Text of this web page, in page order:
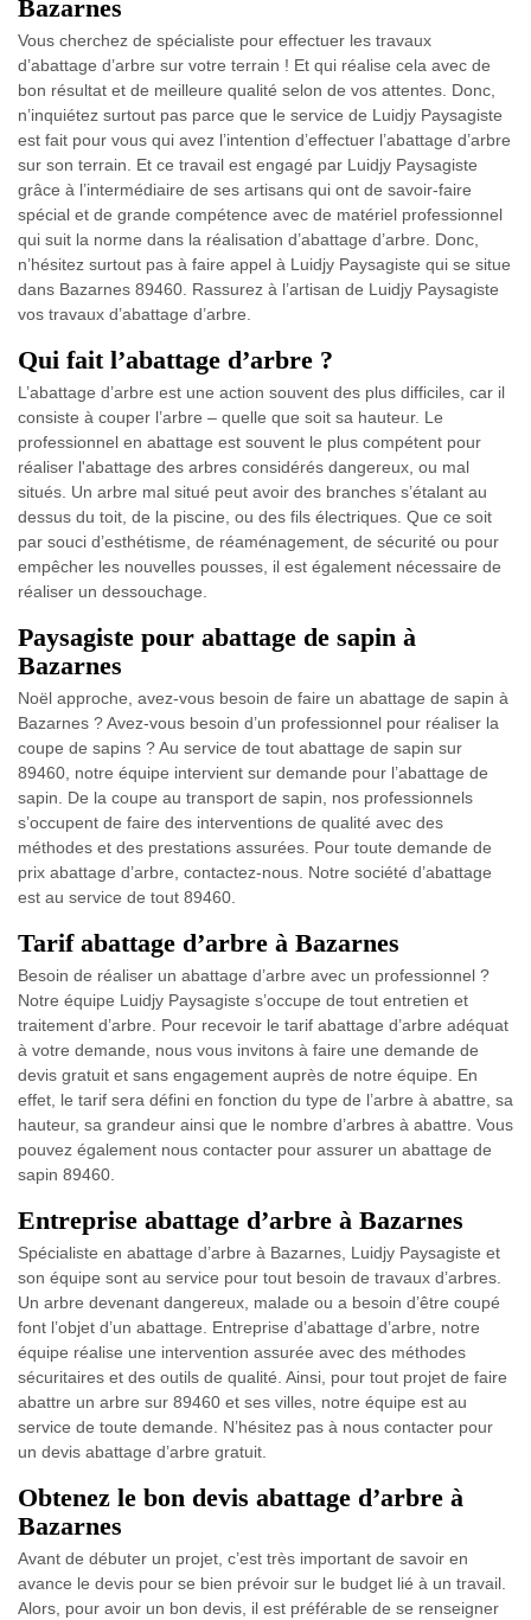
Bazarnes
Vous cherchez de spécialiste pour effectuer les travaux
d’abattage d’arbre sur votre terrain ! Et qui réalise cela avec de
bon résultat et de meilleure qualité selon de vos attentes. Donc,
n’inquiétez surtout pas parce que le service de Luidjy Paysagiste
est fait pour vous qui avez l’intention d’effectuer l’abattage d’arbre
sur son terrain. Et ce travail est engagé par Luidjy Paysagiste
grâce à l’intermédiaire de ses artisans qui ont de savoir-faire
spécial et de grande compétence avec de matériel professionnel
qui suit la norme dans la réalisation d’abattage d’arbre. Donc,
n’hésitez surtout pas à faire appel à Luidjy Paysagiste qui se situe
dans Bazarnes 89460. Rassurez à l’artisan de Luidjy Paysagiste
vos travaux d’abattage d’arbre.
Qui fait l’abattage d’arbre ?
L’abattage d’arbre est une action souvent des plus difficiles, car il
consiste à couper l’arbre – quelle que soit sa hauteur. Le
professionnel en abattage est souvent le plus compétent pour
réaliser l'abattage des arbres considérés dangereux, ou mal
situés. Un arbre mal situé peut avoir des branches s’étalant au
dessus du toit, de la piscine, ou des fils électriques. Que ce soit
par souci d’esthétisme, de réaménagement, de sécurité ou pour
empêcher les nouvelles pousses, il est également nécessaire de
réaliser un dessouchage.
Paysagiste pour abattage de sapin à
Bazarnes
Noël approche, avez-vous besoin de faire un abattage de sapin à
Bazarnes ? Avez-vous besoin d’un professionnel pour réaliser la
coupe de sapins ? Au service de tout abattage de sapin sur
89460, notre équipe intervient sur demande pour l’abattage de
sapin. De la coupe au transport de sapin, nos professionnels
s’occupent de faire des interventions de qualité avec des
méthodes et des prestations assurées. Pour toute demande de
prix abattage d’arbre, contactez-nous. Notre société d’abattage
est au service de tout 89460.
Tarif abattage d’arbre à Bazarnes
Besoin de réaliser un abattage d’arbre avec un professionnel ?
Notre équipe Luidjy Paysagiste s’occupe de tout entretien et
traitement d’arbre. Pour recevoir le tarif abattage d’arbre adéquat
à votre demande, nous vous invitons à faire une demande de
devis gratuit et sans engagement auprès de notre équipe. En
effet, le tarif sera défini en fonction du type de l’arbre à abattre, sa
hauteur, sa grandeur ainsi que le nombre d’arbres à abattre. Vous
pouvez également nous contacter pour assurer un abattage de
sapin 89460.
Entreprise abattage d’arbre à Bazarnes
Spécialiste en abattage d’arbre à Bazarnes, Luidjy Paysagiste et
son équipe sont au service pour tout besoin de travaux d’arbres.
Un arbre devenant dangereux, malade ou a besoin d’être coupé
font l’objet d’un abattage. Entreprise d’abattage d’arbre, notre
équipe réalise une intervention assurée avec des méthodes
sécuritaires et des outils de qualité. Ainsi, pour tout projet de faire
abattre un arbre sur 89460 et ses villes, notre équipe est au
service de toute demande. N’hésitez pas à nous contacter pour
un devis abattage d’arbre gratuit.
Obtenez le bon devis abattage d’arbre à
Bazarnes
Avant de débuter un projet, c’est très important de savoir en
avance le devis pour se bien prévoir sur le budget lié à un travail.
Alors, pour avoir un bon devis, il est préférable de se renseigner